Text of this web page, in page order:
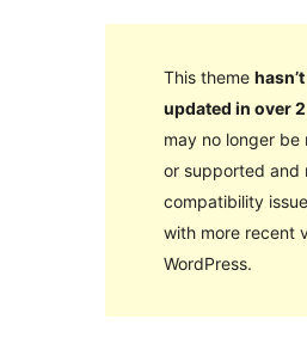
This theme
updated in over
may no longer be
or supported and
compatibility
with more recent
WordPress.